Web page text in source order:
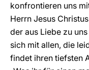
konfrontieren uns
Herrn Jesus
der aus Liebe zu
sich mit allen, die
findet ihren tiefsten